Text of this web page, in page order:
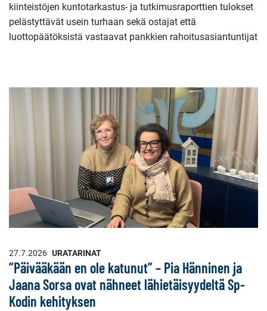
kiinteistöjen kuntotarkastus- ja tutkimusraporttien tulokset
pelästyttävät usein turhaan sekä ostajat että
luottopäätöksistä vastaavat pankkien rahoitusasiantuntijat
27.7.2026 URATARINAT
”Päivääkään en ole katunut” – Pia Hänninen ja
Jaana Sorsa ovat nähneet lähietäisyydeltä Sp-
Kodin kehityksen